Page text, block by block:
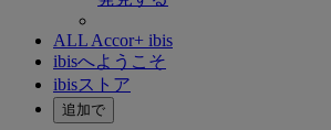
ALL Accor+ ibis
ibisへようこそ
ibisストア
追加で